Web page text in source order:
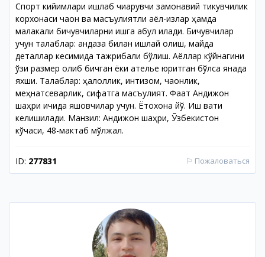
Спорт кийимлари ишлаб чиқарувчи замонавий тикувчилик
корхонаси чаққон ва масъулиятли аёл-қизлар ҳамда
малакали бичувчиларни ишга қабул қилади. Бичувчилар
учун талаблар: андаза билан ишлай олиш, майда
деталлар кесимида тажрибали бўлиш. Аёллар кўйнагини
ўзи размер олиб бичган ёки ателье юритган бўлса янада
яхши. Талаблар: ҳалоллик, интизом, чаққонлик,
меҳнатсеварлик, сифатга масъулият. Фақат Андижон
шаҳри ичида яшовчилар учун. Ётоқхона йўқ. Иш вақти
келишилади. Манзил: Андижон шаҳри, Ўзбекистон
кўчаси, 48-мактаб мўлжал.
ID: 277831 ⚐ Пожаловаться